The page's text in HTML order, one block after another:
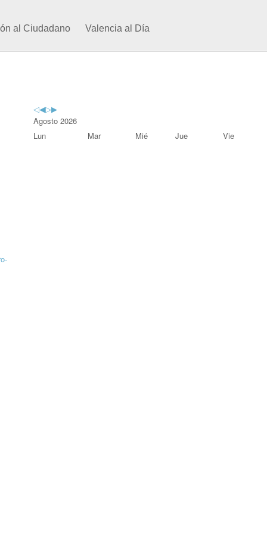
al Ciudadano Valencia al Día
Year
Month
YearMonth
Agosto 2026
Lun
Mar Mié Jue Vie